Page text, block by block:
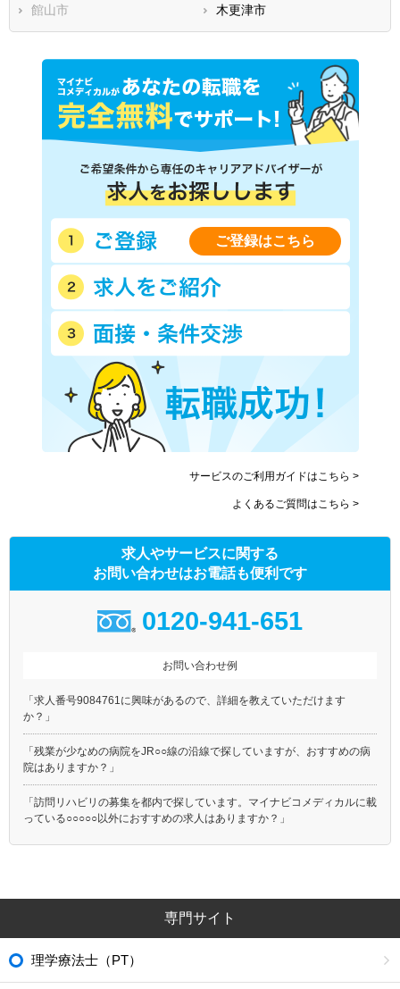
館山市
木更津市
ご登録はこちら
サービスのご利用ガイドはこちら >
よくあるご質問はこちら >
求人やサービスに関する
お問い合わせはお電話も便利です
0120-941-651
お問い合わせ例
「求人番号9084761に興味があるので、詳細を教えていただけます
か？」
「残業が少なめの病院をJR○○線の沿線で探していますが、おすすめの病
院はありますか？」
「訪問リハビリの募集を都内で探しています。マイナビコメディカルに載
っている○○○○○以外におすすめの求人はありますか？」
専門サイト
理学療法士（PT）